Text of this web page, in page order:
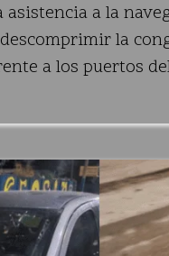
a la
la
a los puertos